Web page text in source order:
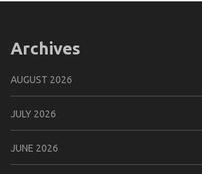
Archives
AUGUST 2026
JULY 2026
JUNE 2026